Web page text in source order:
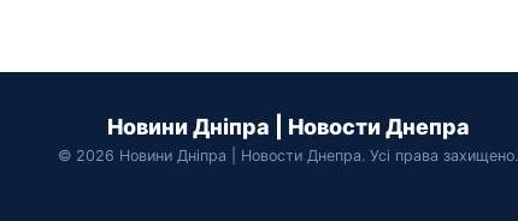
Новини Дніпра | Новости Днепра
© 2026 Новини Дніпра | Новости Днепра. Усі права захищено.